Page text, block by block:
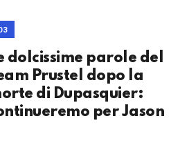
dolcissime parole del
Prustel dopo la
di Dupasquier:
per Jason